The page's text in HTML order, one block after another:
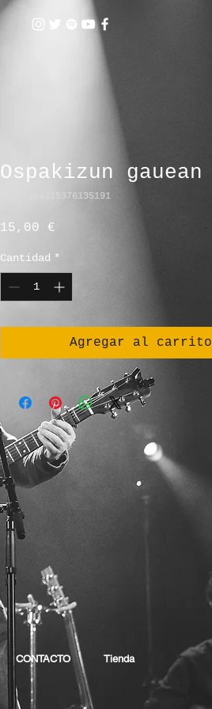
Ospakizun gauean
SKU: 364215376135191
15,00 €
Cantidad *
Agregar al carrito
CONTACTO Tienda